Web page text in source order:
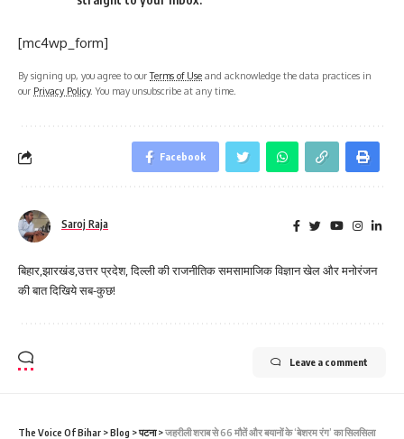
[mc4wp_form]
By signing up, you agree to ourTerms of Use and acknowledge the data practices in
our Privacy Policy. You may unsubscribe at any time.
Facebook
Saroj Raja
बिहार,झारखंड,उत्तर प्रदेश, दिल्ली की राजनीतिक समसामाजिक विज्ञान खेल और मनोरंजन
की बात दिखिये सब-कुछ!
Leave a comment
The Voice Of Bihar >Blog >पटना>जहरीली शराब से 66 मौतें और बयानों के ‘बेशरम रंग’ का सिलसिला